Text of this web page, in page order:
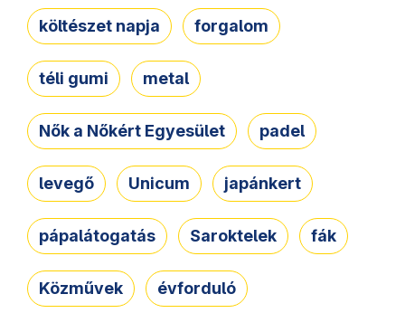
költészet napja forgalom
téli gumi metal
Nők a Nőkért Egyesület padel
levegő Unicum japánkert
pápalátogatás Saroktelek fák
Közművek évforduló